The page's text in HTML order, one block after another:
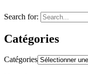
Search for:
Catégories
Catégories